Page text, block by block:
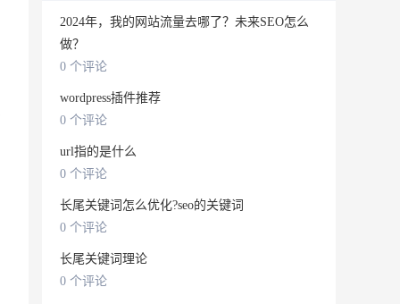
2024年，我的网站流量去哪了？未来SEO怎么
做？
0 个评论
wordpress插件推荐
0 个评论
url指的是什么
0 个评论
长尾关键词怎么优化?seo的关键词
0 个评论
长尾关键词理论
0 个评论